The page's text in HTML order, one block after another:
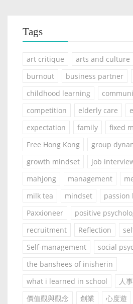
Tags
art critique arts and culture
burnout
business partner
childhood learning
competition
elderly care
expectation
family
fixed
Free Hong Kong
group
growth mindset
job
mahjong
management
milk tea
mindset
passion
Paxxioneer
positive
recruitment
Reflection
Self-management
social
the banshees of inisherin
what i learned in school
人
價值觀與觀念
創業 心度遊